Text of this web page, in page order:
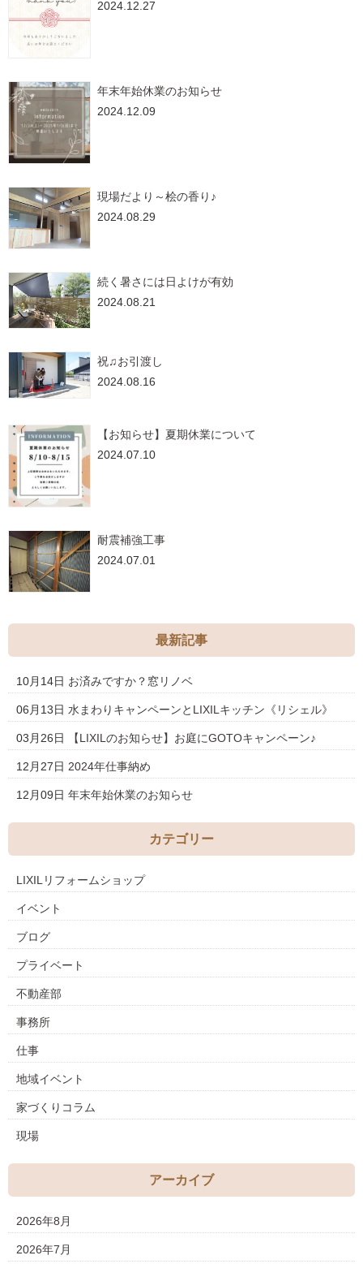
2024.12.27
年末年始休業のお知らせ
2024.12.09
現場だより～桧の香り♪
2024.08.29
続く暑さには日よけが有効
2024.08.21
祝♫お引渡し
2024.08.16
【お知らせ】夏期休業について
2024.07.10
耐震補強工事
2024.07.01
最新記事
10月14日 お済みですか？窓リノベ
06月13日 水まわりキャンペーンとLIXILキッチン《リシェル》
03月26日 【LIXILのお知らせ】お庭にGOTOキャンペーン♪
12月27日 2024年仕事納め
12月09日 年末年始休業のお知らせ
カテゴリー
LIXILリフォームショップ
イベント
ブログ
プライベート
不動産部
事務所
仕事
地域イベント
家づくりコラム
現場
アーカイブ
2026年8月
2026年7月